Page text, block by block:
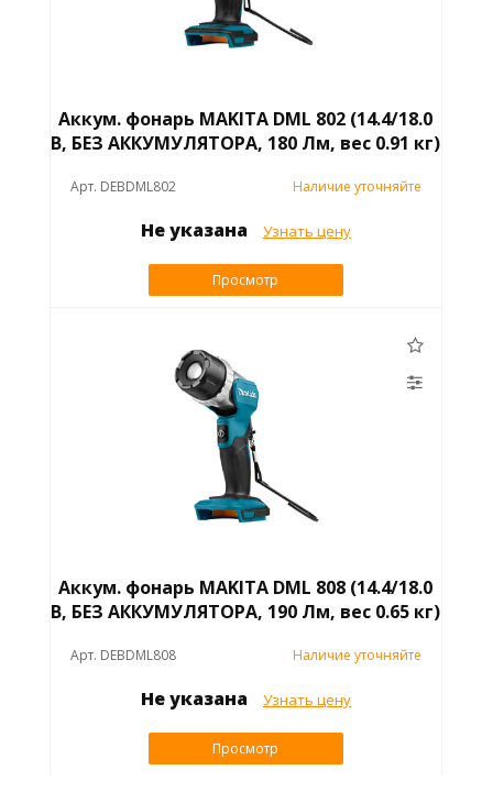
Аккум. фонарь MAKITA DML 802 (14.4/18.0
В, БЕЗ АККУМУЛЯТОРА, 180 Лм, вес 0.91 кг)
Арт. DEBDML802 Наличие уточняйте
Не указана Узнать цену
Просмотр
Аккум. фонарь MAKITA DML 808 (14.4/18.0
В, БЕЗ АККУМУЛЯТОРА, 190 Лм, вес 0.65 кг)
Арт. DEBDML808 Наличие уточняйте
Не указана Узнать цену
Просмотр